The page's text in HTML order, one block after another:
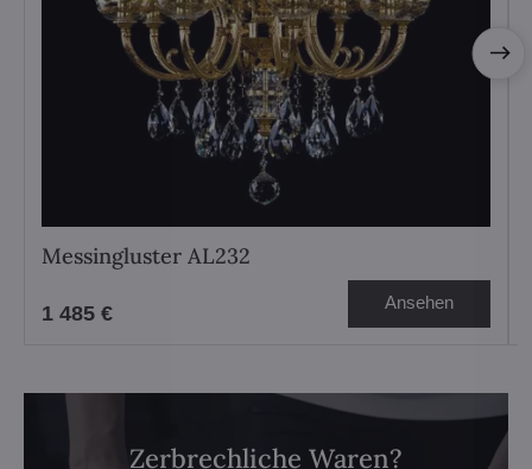
Messingluster AL232
1 485 € Ansehen
Zerbrechliche Waren?